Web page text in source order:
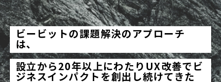
ビービットの課題解決のアプローチ
は、
設立から20年以上にわたりUX改善でビ
ジネスインパクトを創出し続けてきた